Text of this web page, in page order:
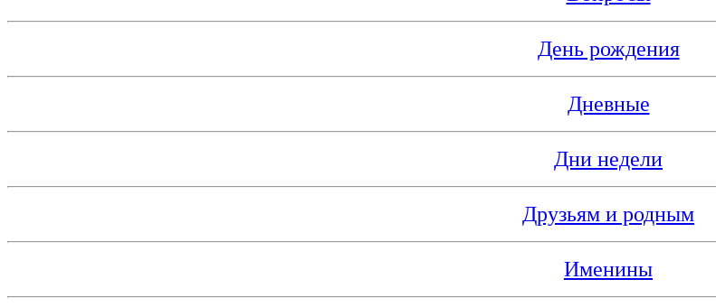
День рождения
Дневные
Дни недели
Друзьям и родным
Именины